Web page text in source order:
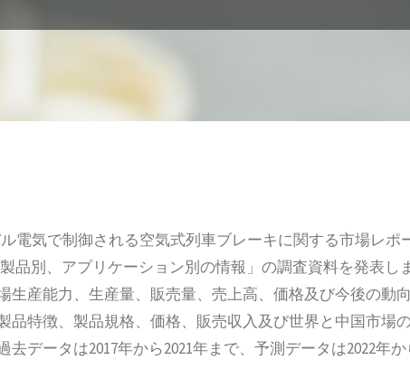
ル電気で制御される空気式列車ブレーキに関する市場レポ
品別、アプリケーション別の情報」の調査資料を発表し
生産能力、生産量、販売量、売上高、価格及び今後の動
品特徴、製品規格、価格、販売収入及び世界と中国市場
データは2017年から2021年まで、予測データは2022年か